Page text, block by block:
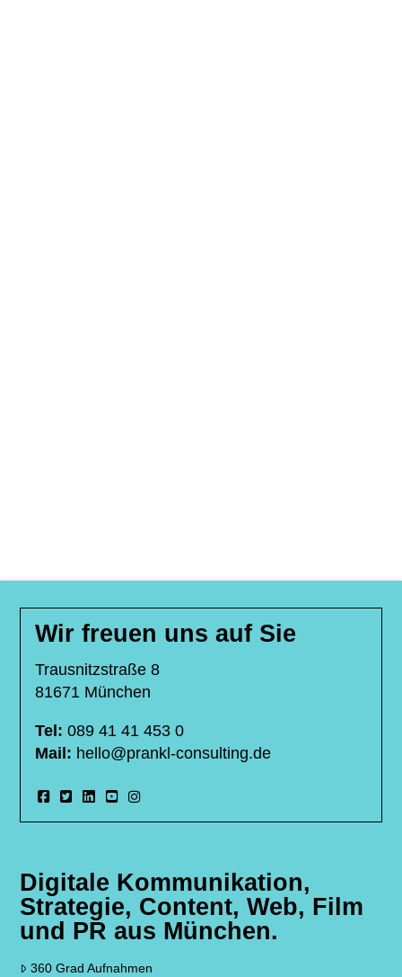
Wir freuen uns auf Sie
Trausnitzstraße 8
81671 München
Tel: 089 41 41 453 0
Mail: hello@prankl-consulting.de
Digitale Kommunikation,
Strategie, Content, Web, Film
und PR aus München.
360 Grad Aufnahmen